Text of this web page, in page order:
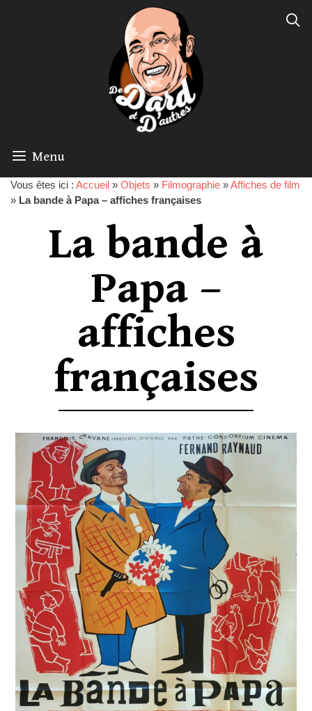
Menu
Vous êtes ici : Accueil » Objets » Filmographie »Affiches de film
» La bande à Papa – affiches françaises
La bande à
Papa –
affiches
françaises